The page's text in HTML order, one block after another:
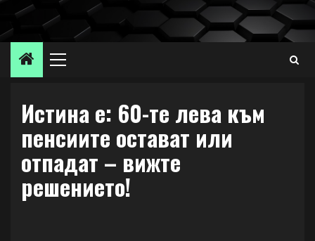
Skip
content
Primary
Истина е: 60-те лева към
пенсиите остават или
отпадат – вижте
решението!